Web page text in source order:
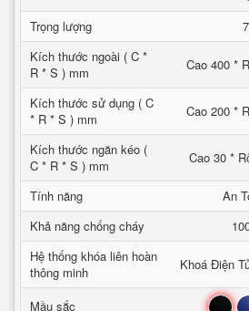
Trọng lượng
Kích thước ngoài ( C *
R * S ) mm
Cao 400 *
Kích thước sử dụng ( C
* R * S ) mm
Cao 200 *
Kích thước ngăn kéo (
C * R * S ) mm
Cao 30 *
Tính năng
An
Khả năng chống cháy
Hệ thống khóa liên hoàn
thông minh
Khoá Điện
Mầu sắc Đen